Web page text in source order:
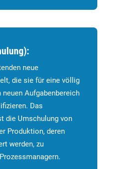
neue
die sie für eine völlig
neuen Aufgabenbereich
Das
die Umschulung von
Produktion, deren
werden, zu